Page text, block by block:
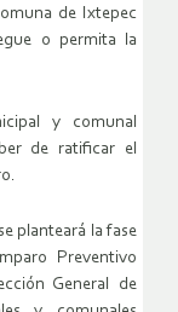
de Ixtepec
o permita la
y comunal
de ratificar el
planteará la fase
Preventivo
General de